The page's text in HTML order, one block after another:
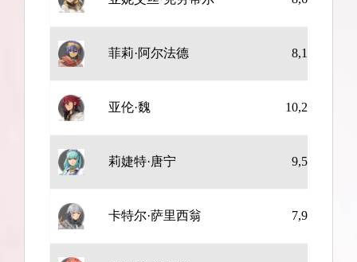
菲莉·阿尔法德 8,136
亚伦·魏 10,291
莉婕特·唐宁 9,506
卡特尔·萨里西翁 7,935